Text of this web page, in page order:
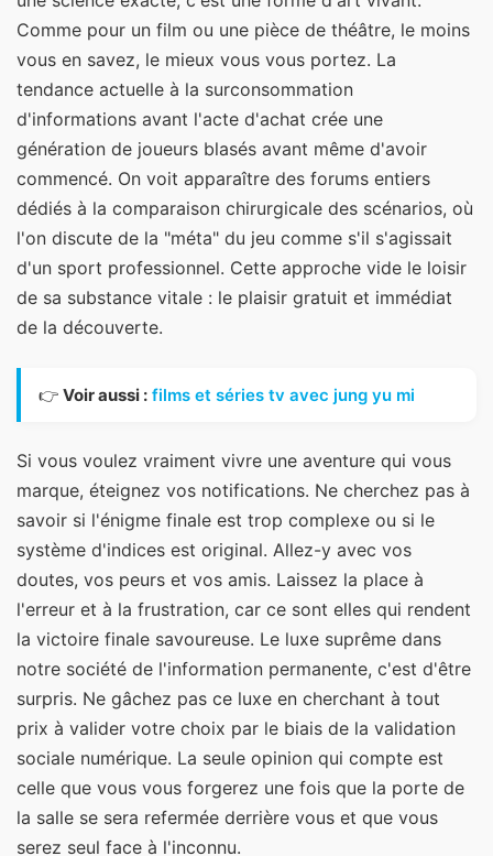
Comme pour un film ou une pièce de théâtre, le moins
vous en savez, le mieux vous vous portez. La
tendance actuelle à la surconsommation
d'informations avant l'acte d'achat crée une
génération de joueurs blasés avant même d'avoir
commencé. On voit apparaître des forums entiers
dédiés à la comparaison chirurgicale des scénarios, où
l'on discute de la "méta" du jeu comme s'il s'agissait
d'un sport professionnel. Cette approche vide le loisir
de sa substance vitale : le plaisir gratuit et immédiat
de la découverte.
👉 Voir aussi : films et séries tv avec jung yu mi
Si vous voulez vraiment vivre une aventure qui vous
marque, éteignez vos notifications. Ne cherchez pas à
savoir si l'énigme finale est trop complexe ou si le
système d'indices est original. Allez-y avec vos
doutes, vos peurs et vos amis. Laissez la place à
l'erreur et à la frustration, car ce sont elles qui rendent
la victoire finale savoureuse. Le luxe suprême dans
notre société de l'information permanente, c'est d'être
surpris. Ne gâchez pas ce luxe en cherchant à tout
prix à valider votre choix par le biais de la validation
sociale numérique. La seule opinion qui compte est
celle que vous vous forgerez une fois que la porte de
la salle se sera refermée derrière vous et que vous
serez seul face à l'inconnu.